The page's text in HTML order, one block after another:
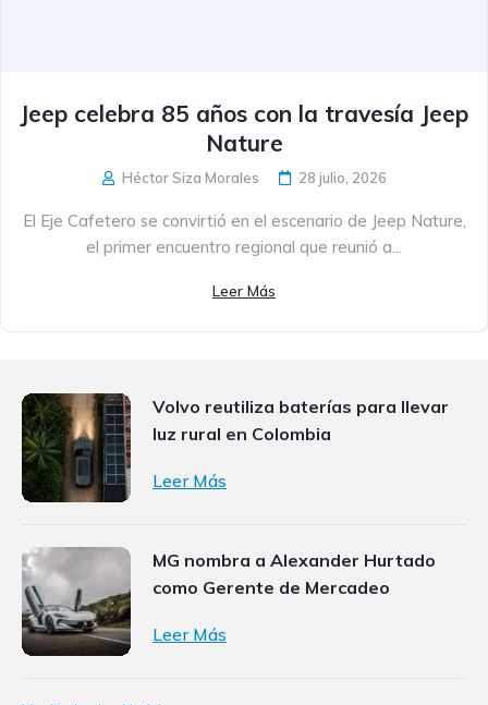
Jeep celebra 85 años con la travesía Jeep
Nature
Héctor Siza Morales 28 julio, 2026
El Eje Cafetero se convirtió en el escenario de Jeep Nature,
el primer encuentro regional que reunió a...
Leer Más
Volvo reutiliza baterías para llevar
luz rural en Colombia
Leer Más
MG nombra a Alexander Hurtado
como Gerente de Mercadeo
Leer Más